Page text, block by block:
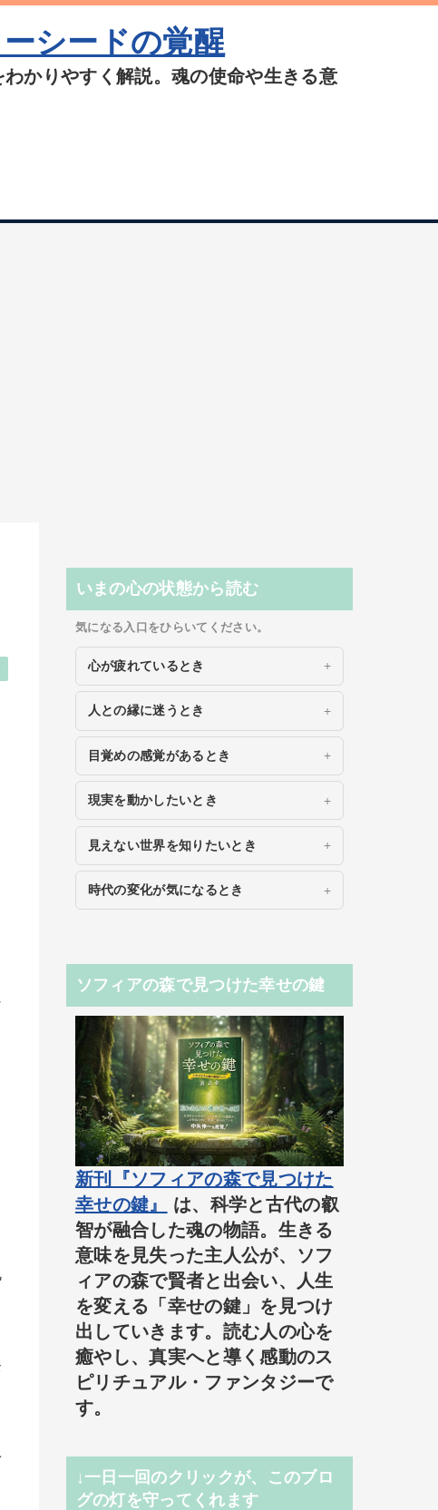
シードの覚醒
かりやすく解説。魂の使命や生きる意
いまの心の状態から読む
気になる入口をひらいてください。
心が疲れているとき
人との縁に迷うとき
目覚めの感覚があるとき
現実を動かしたいとき
見えない世界を知りたいとき
時代の変化が気になるとき
ソフィアの森で見つけた幸せの鍵
新刊『ソフィアの森で見つけた
幸せの鍵』
は、科学と古代の叡
智が融合した魂の物語。生きる
意味を見失った主人公が、ソフ
ィアの森で賢者と出会い、人生
を変える「幸せの鍵」を見つけ
出していきます。読む人の心を
癒やし、真実へと導く感動のス
ピリチュアル・ファンタジーで
す。
↓一日一回のクリックが、このブロ
グの灯を守ってくれます